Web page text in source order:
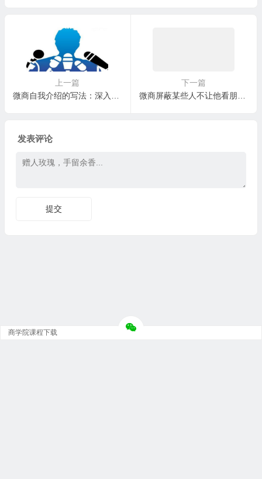
上一篇
微商自我介绍的写法：深入浅出的告诉你写作原则和场景举例，一定要学会哦
下一篇
微商屏蔽某些人不让他看朋友圈的做法
发表评论
商学院课程下载